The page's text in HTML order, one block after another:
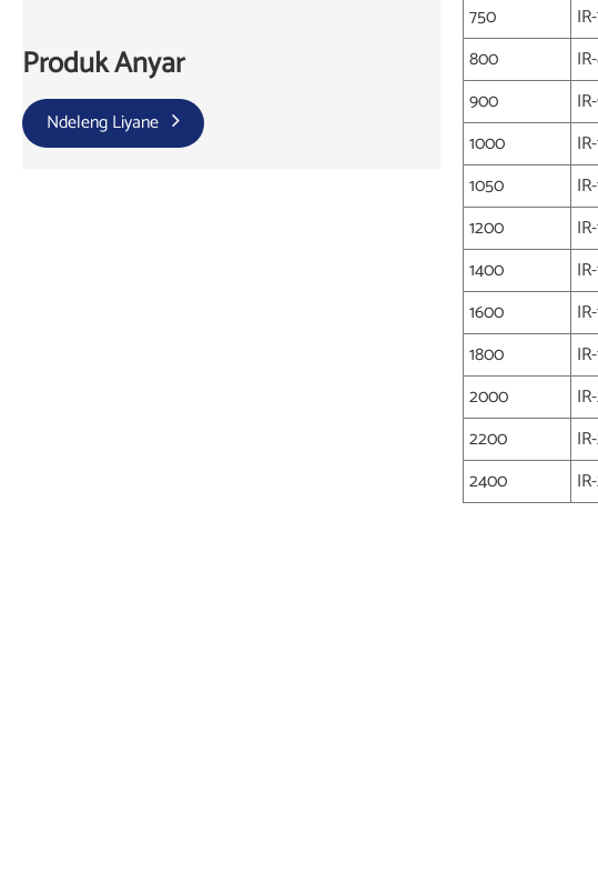
Produk Anyar
Ndeleng Liyane
750
800
900
1000
1050
1200
1400
1600
1800
2000
2200
2400